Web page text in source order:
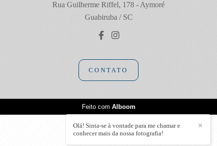
Rua Guilherme Riffel, 178 - Aymoré
Guabiruba / SC
CONTATO
✕
Olá! Sinta-se à vontade para me chamar e
conhecer mais da nossa fotografia!
Feito com Alboom